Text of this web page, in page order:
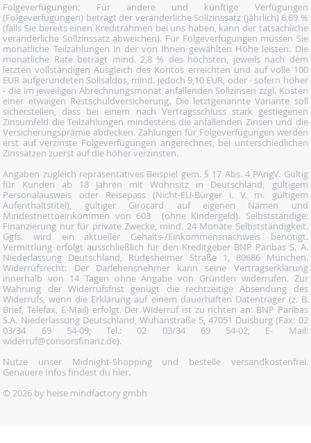
Folgeverfügungen: Für andere und künftige Verfügungen
(Folgeverfügungen) beträgt der veränderliche Sollzinssatz (jährlich) 6,69 %
(falls Sie bereits einen Kreditrahmen bei uns haben, kann der tatsächliche
veränderliche Sollzinssatz abweichen). Für Folgeverfügungen müssen Sie
monatliche Teilzahlungen in der von Ihnen gewählten Höhe leisten. Die
monatliche Rate beträgt mind. 2,8 % des höchsten, jeweils nach dem
letzten vollständigen Ausgleich des Kontos erreichten und auf volle 100
EUR aufgerundeten Sollsaldos, mind. jedoch 9,10 EUR, oder - sofern höher
- die im jeweiligen Abrechnungsmonat anfallenden Sollzinsen zzgl. Kosten
einer etwaigen Restschuldversicherung. Die letztgenannte Variante soll
sicherstellen, dass bei einem nach Vertragsschluss stark gestiegenen
Zinsumfeld die Teilzahlungen mindestens die anfallenden Zinsen und die
Versicherungsprämie abdecken. Zahlungen für Folgeverfügungen werden
erst auf verzinste Folgeverfügungen angerechnet, bei unterschiedlichen
Zinssätzen zuerst auf die höher verzinsten.
Angaben zugleich repräsentatives Beispiel gem. § 17 Abs. 4 PAngV. Gültig
für Kunden ab 18 Jahren mit Wohnsitz in Deutschland, gültigem
Personalausweis oder Reisepass (Nicht-EU-Bürger i. V. m. gültigem
Aufenthaltstitel), gültiger Girocard auf eigenen Namen und
Mindestnettoeinkommen von 603  (ohne Kindergeld). Selbstständige:
Finanzierung nur für private Zwecke, mind. 24 Monate Selbstständigkeit.
Ggfs. wird ein aktueller Gehalts-/Einkommensnachweis benötigt.
Vermittlung erfolgt ausschließlich für den Kreditgeber BNP Paribas S. A.
Niederlassung Deutschland, Rüdesheimer Straße 1, 80686 München.
Widerrufsrecht: Der Darlehensnehmer kann seine Vertragserklärung
innerhalb von 14 Tagen ohne Angabe von Gründen widerrufen. Zur
Wahrung der Widerrufsfrist genügt die rechtzeitige Absendung des
Widerrufs, wenn die Erklärung auf einem dauerhaften Datenträger (z. B.
Brief, Telefax, E-Mail) erfolgt. Der Widerruf ist zu richten an: BNP Paribas
S.A. Niederlassung Deutschland, Wuhanstraße 5, 47051 Duisburg (Fax: 02
03/34 69 54-09; Tel.: 02 03/34 69 54-02; E- Mail:
widerruf@consorsfinanz.de).
Nutze unser Midnight-Shopping und bestelle versandkostenfrei.
Genauere Infos findest du hier.
© 2026 by heise mindfactory gmbh